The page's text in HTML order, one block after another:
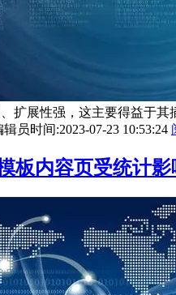
、扩展性强，这主要得益于
辑员时间:2023-07-23 10:53:24
板内容页受统计